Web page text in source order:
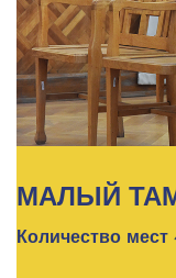
МАЛЫЙ
Количество мест